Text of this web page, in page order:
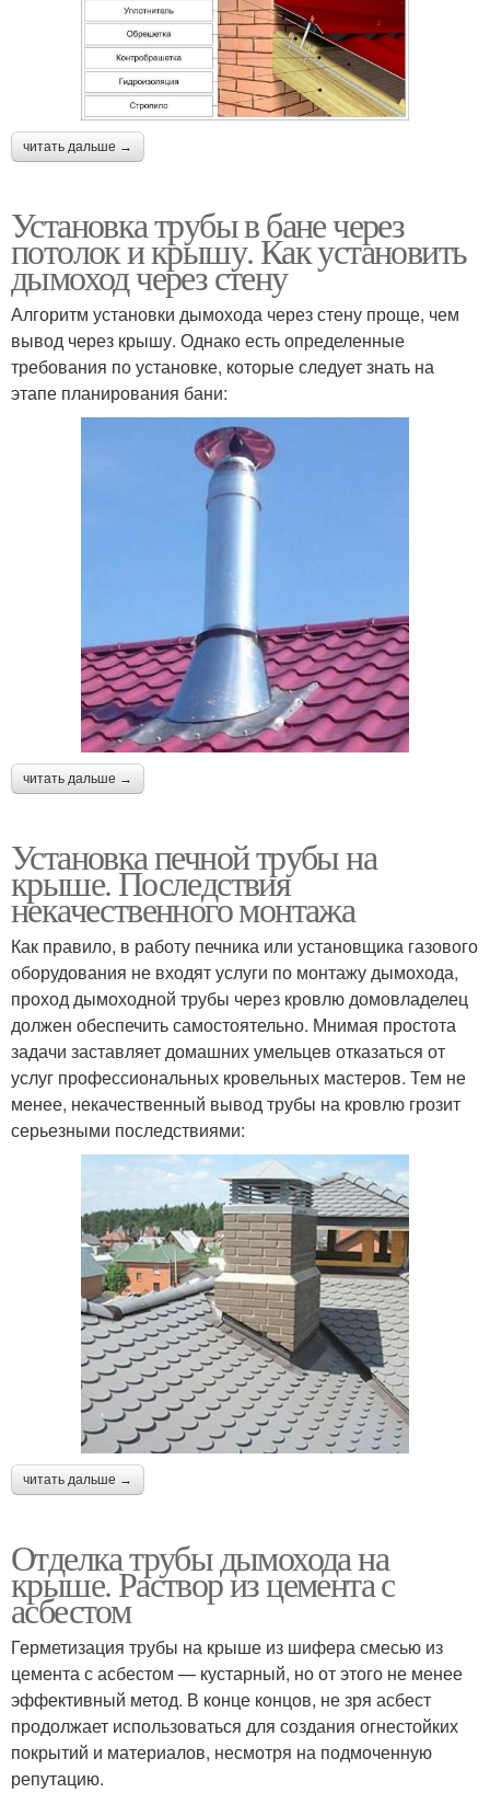
читать дальше →
Установка трубы в бане через
потолок и крышу. Как установить
дымоход через стену
Алгоритм установки дымохода через стену проще, чем
вывод через крышу. Однако есть определенные
требования по установке, которые следует знать на
этапе планирования бани:
читать дальше →
Установка печной трубы на
крыше. Последствия
некачественного монтажа
Как правило, в работу печника или установщика газового
оборудования не входят услуги по монтажу дымохода,
проход дымоходной трубы через кровлю домовладелец
должен обеспечить самостоятельно. Мнимая простота
задачи заставляет домашних умельцев отказаться от
услуг профессиональных кровельных мастеров. Тем не
менее, некачественный вывод трубы на кровлю грозит
серьезными последствиями:
читать дальше →
Отделка трубы дымохода на
крыше. Раствор из цемента с
асбестом
Герметизация трубы на крыше из шифера смесью из
цемента с асбестом — кустарный, но от этого не менее
эффективный метод. В конце концов, не зря асбест
продолжает использоваться для создания огнестойких
покрытий и материалов, несмотря на подмоченную
репутацию.